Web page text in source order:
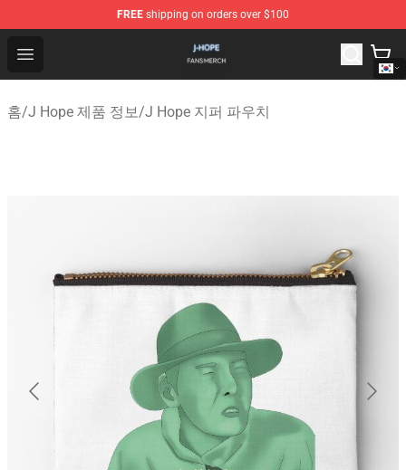
FREE shipping on orders over $100
Open menu
J Hope Shop - Official J Hope Merchandise Store
홈/J Hope 제품 정보/J Hope 지퍼 파우치